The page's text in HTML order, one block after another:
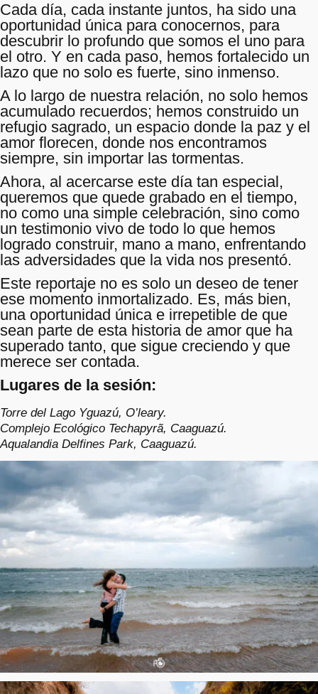
Cada día, cada instante juntos, ha sido una
oportunidad única para conocernos, para
descubrir lo profundo que somos el uno para
el otro. Y en cada paso, hemos fortalecido un
lazo que no solo es fuerte, sino inmenso.
A lo largo de nuestra relación, no solo hemos
acumulado recuerdos; hemos construido un
refugio sagrado, un espacio donde la paz y el
amor florecen, donde nos encontramos
siempre, sin importar las tormentas.
Ahora, al acercarse este día tan especial,
queremos que quede grabado en el tiempo,
no como una simple celebración, sino como
un testimonio vivo de todo lo que hemos
logrado construir, mano a mano, enfrentando
las adversidades que la vida nos presentó.
Este reportaje no es solo un deseo de tener
ese momento inmortalizado. Es, más bien,
una oportunidad única e irrepetible de que
sean parte de esta historia de amor que ha
superado tanto, que sigue creciendo y que
merece ser contada.
Lugares de la sesión:
Torre del Lago Yguazú, O’leary.
Complejo Ecológico Techapyrã, Caaguazú.
Aqualandia Delfines Park, Caaguazú.